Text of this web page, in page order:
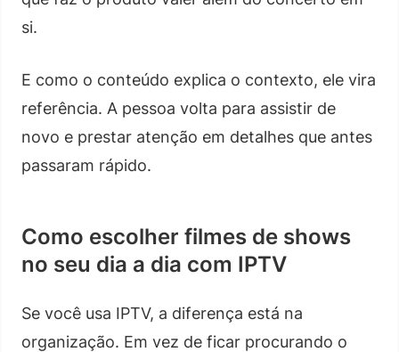
si.
E como o conteúdo explica o contexto, ele vira
referência. A pessoa volta para assistir de
novo e prestar atenção em detalhes que antes
passaram rápido.
Como escolher filmes de shows
no seu dia a dia com IPTV
Se você usa IPTV, a diferença está na
organização. Em vez de ficar procurando o